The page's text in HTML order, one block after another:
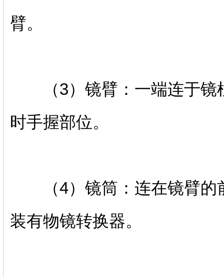
臂。
（3）镜臂：一端连于镜
时手握部位。
（4）镜筒：连在镜臂的
装有物镜转换器。